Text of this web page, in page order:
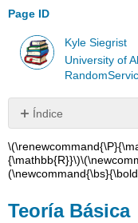
Page ID
Kyle Siegrist
University of
Índice
Básica
Definiciones
Propiedades
{\mathbb{R}}\)
Teoría Básica